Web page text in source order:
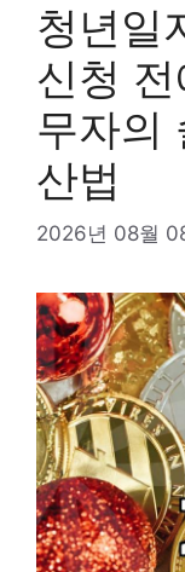
청년일
신청
무자의
산법
2026년 08월